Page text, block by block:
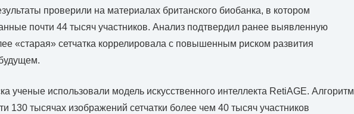
проверили на материалах британского биобанка, в котором
почти 44 тысяч участников. Анализ подтвердил ранее выявленную
«старая» сетчатка коррелировала с повышенным риском развития
ученые использовали модель искусственного интеллекта RetiAGE. Алгоритм
130 тысячах изображений сетчатки более чем 40 тысяч участников